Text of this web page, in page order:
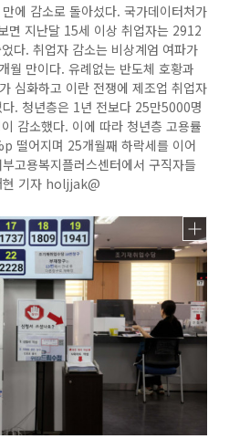
에 감소로 돌아섰다. 국가데이터처가
면 지난달 15세 이상 취업자는 2912
다. 취업자 감소는 비상계엄 여파가
월 만이다. 유례없는 반도체 호황과
심화하고 이란 전쟁에 제조업 취업자
. 청년층은 1년 전보다 25만5000명
감소했다. 이에 따라 청년층 고용률
떨어지며 25개월째 하락세를 이어
고용복지플러스센터에서 구직자들
현 기자 holjjak@